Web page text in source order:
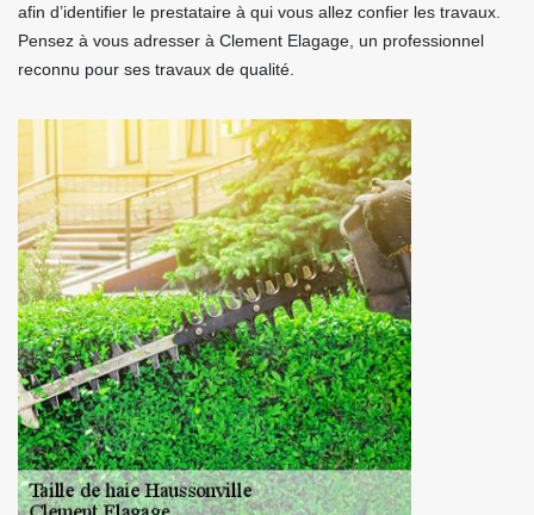
afin d’identifier le prestataire à qui vous allez confier les travaux.
Pensez à vous adresser à Clement Elagage, un professionnel
reconnu pour ses travaux de qualité.